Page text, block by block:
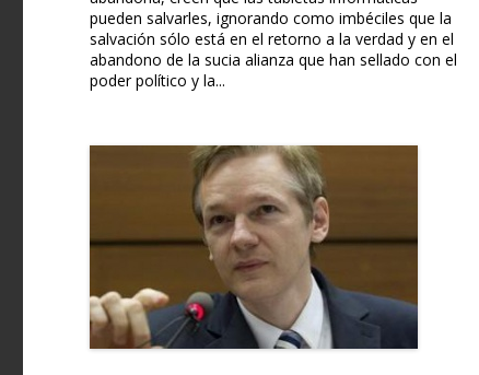
pueden salvarles, ignorando como imbéciles que la
salvación sólo está en el retorno a la verdad y en el
abandono de la sucia alianza que han sellado con el
poder político y la...